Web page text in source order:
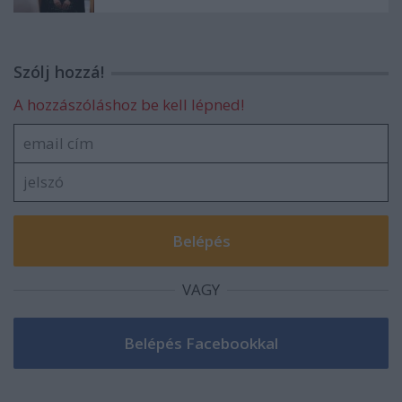
Szólj hozzá!
A hozzászóláshoz be kell lépned!
VAGY